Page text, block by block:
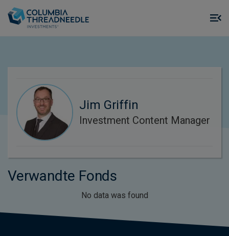
Jim Griffin
Investment Content Manager
Verwandte Fonds
No data was found